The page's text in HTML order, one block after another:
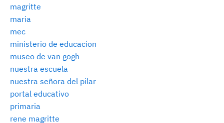
magritte
maria
mec
ministerio de educacion
museo de van gogh
nuestra escuela
nuestra señora del pilar
portal educativo
primaria
rene magritte